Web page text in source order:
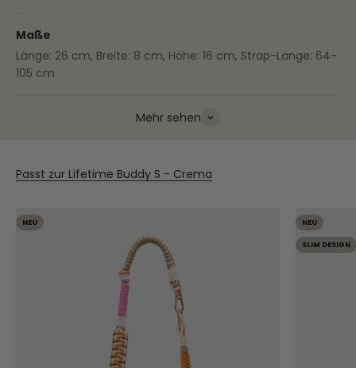
Maße
Länge: 26 cm, Breite: 8 cm, Höhe: 16 cm, Strap-Länge: 64-
105 cm
Mehr sehen
Passt zur Lifetime Buddy S - Crema
NEU NEU
SLIM DESIGN